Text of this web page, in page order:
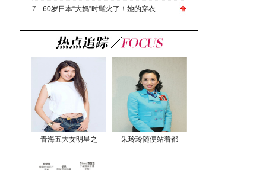
7 60岁日本“大妈”时髦火了！她的穿衣
青海五大女明星之 朱玲玲随便站着都